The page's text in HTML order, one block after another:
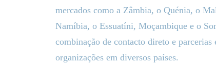
mercados como a Zâmbia, o Quénia, o
Namíbia, o Essuatíni, Moçambique e o
combinação de contacto direto e
organizações em diversos países.